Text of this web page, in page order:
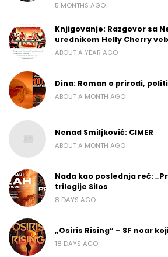
5 MONTHS AGO
Knjigovanje: Razgovor sa
urednikom Helly Cherry
ABOUT A YEAR AGO
Dina: Roman o prirodi,
ABOUT A MONTH AGO
Nenad Smiljković: CIMER
ABOUT A MONTH AGO
Nada kao poslednja reč:
trilogije Silos
8 DAYS AGO
„Osiris Rising“ – SF noar
18 DAYS AGO